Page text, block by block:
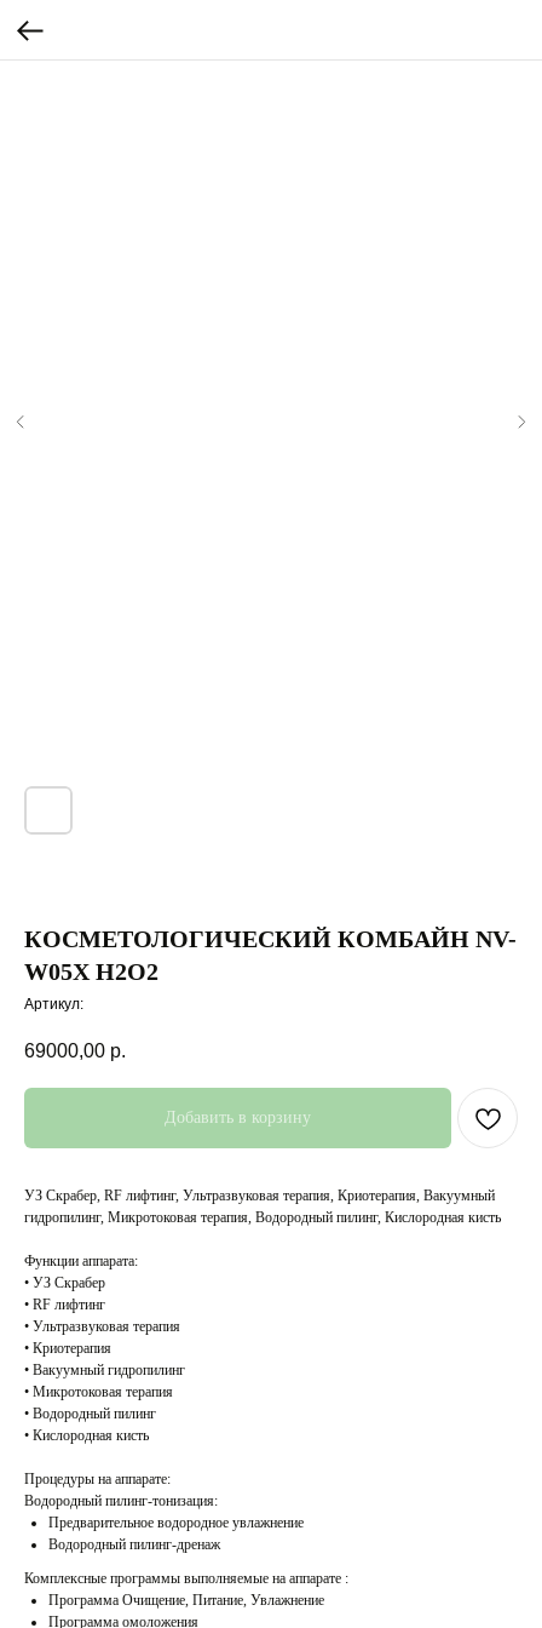
КОСМЕТОЛОГИЧЕСКИЙ КОМБАЙН NV-
W05X H2O2
Артикул:
69000,00 р.
Добавить в корзину
УЗ Скрабер, RF лифтинг, Ультразвуковая терапия, Криотерапия, Вакуумный
гидропилинг, Микротоковая терапия, Водородный пилинг, Кислородная кисть
Функции аппарата:
• УЗ Скрабер
• RF лифтинг
• Ультразвуковая терапия
• Криотерапия
• Вакуумный гидропилинг
• Микротоковая терапия
• Водородный пилинг
• Кислородная кисть
Процедуры на аппарате:⠀
Водородный пилинг-тонизация:
Предварительное водородное увлажнение
Водородный пилинг-дренаж
Комплексные программы выполняемые на аппарате :
Программа Очищение, Питание, Увлажнение
Программа омоложения